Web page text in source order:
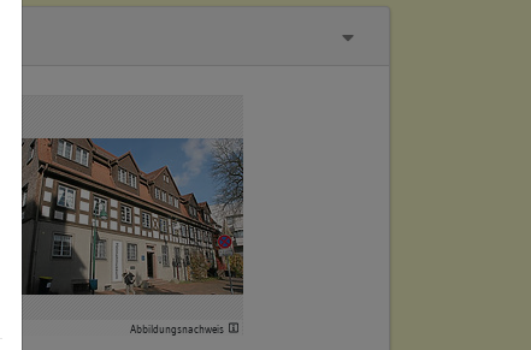
Abbildungsnachweis